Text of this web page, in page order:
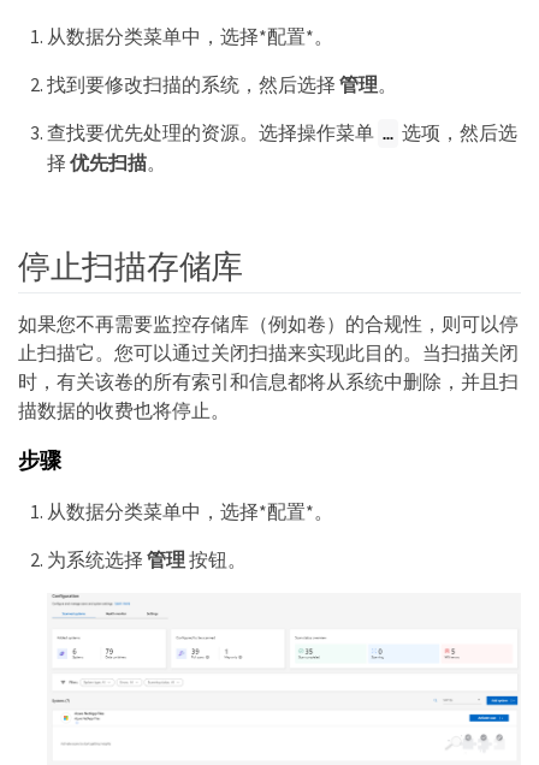
从数据分类菜单中，选择*配置*。
找到要修改扫描的系统，然后选择 管理。
查找要优先处理的资源。选择操作菜单 …​ 选项，然后选
择 优先扫描。
停止扫描存储库
如果您不再需要监控存储库（例如卷）的合规性，则可以停
止扫描它。您可以通过关闭扫描来实现此目的。当扫描关闭
时，有关该卷的所有索引和信息都将从系统中删除，并且扫
描数据的收费也将停止。
步骤
从数据分类菜单中，选择*配置*。
为系统选择 管理 按钮。